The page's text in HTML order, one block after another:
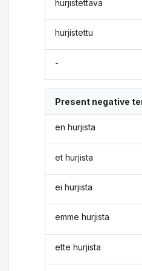
hurjistettava
hurjistettu
-
Present negative
en hurjista
et hurjista
ei hurjista
emme hurjista
ette hurjista